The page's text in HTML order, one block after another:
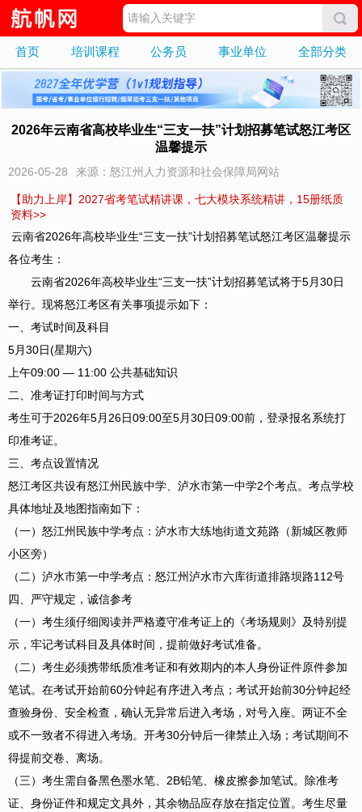
首页 培训课程 公务员 事业单位 全部分类
2026年云南省高校毕业生“三支一扶”计划招募笔试怒江考区
温馨提示
2026-05-28 来源：怒江州人力资源和社会保障局网站
【助力上岸】2027省考笔试精讲课，七大模块系统精讲，15册纸质
资料>>
云南省2026年高校毕业生“三支一扶”计划招募笔试怒江考区温馨提示
各位考生：
云南省2026年高校毕业生“三支一扶”计划招募笔试将于5月30日
举行。现将怒江考区有关事项提示如下：
一、考试时间及科目
5月30日(星期六)
上午09:00 — 11:00 公共基础知识
二、准考证打印时间与方式
考生可于2026年5月26日09:00至5月30日09:00前，登录报名系统打
印准考证。
三、考点设置情况
怒江考区共设有怒江州民族中学、泸水市第一中学2个考点。考点学校
具体地址及地图指南如下：
（一）怒江州民族中学考点：泸水市大练地街道文苑路（新城区教师
小区旁）
（二）泸水市第一中学考点：怒江州泸水市六库街道排路坝路112号
四、严守规定，诚信参考
（一）考生须仔细阅读并严格遵守准考证上的《考场规则》及特别提
示，牢记考试科目及具体时间，提前做好考试准备。
（二）考生必须携带纸质准考证和有效期内的本人身份证件原件参加
笔试。在考试开始前60分钟起有序进入考点；考试开始前30分钟起经
查验身份、安全检查，确认无异常后进入考场，对号入座。两证不全
或不一致者不得进入考场。开考30分钟后一律禁止入场；考试期间不
得提前交卷、离场。
（三）考生需自备黑色墨水笔、2B铅笔、橡皮擦参加笔试。除准考
证、身份证件和规定文具外，其余物品应存放在指定位置。考生尽量